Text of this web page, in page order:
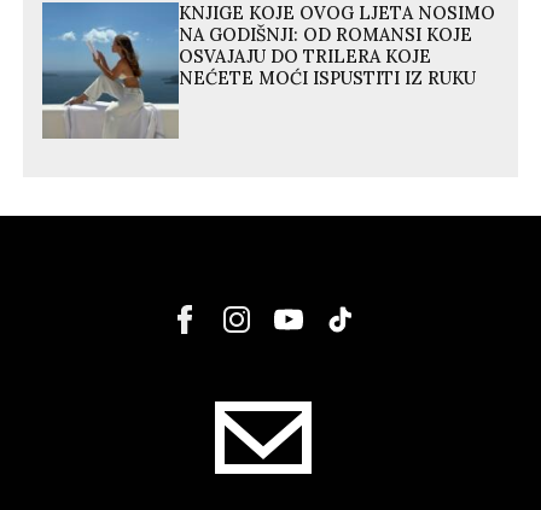
KNJIGE KOJE OVOG LJETA NOSIMO
NA GODIŠNJI: OD ROMANSI KOJE
OSVAJAJU DO TRILERA KOJE
NEĆETE MOĆI ISPUSTITI IZ RUKU